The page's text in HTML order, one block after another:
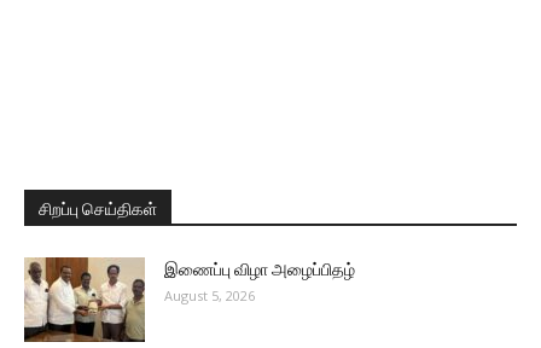
சிறப்பு செய்திகள்
இணைப்பு விழா அழைப்பிதழ்
August 5, 2026